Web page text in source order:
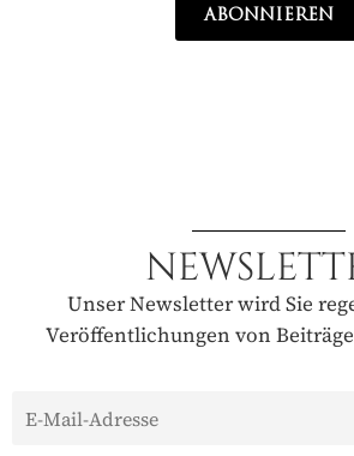
ABONNIEREN
Unser Newsletter wird Sie
Veröffentlichungen von